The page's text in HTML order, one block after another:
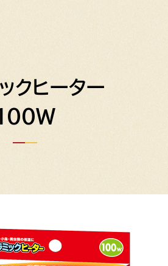
クヒーター